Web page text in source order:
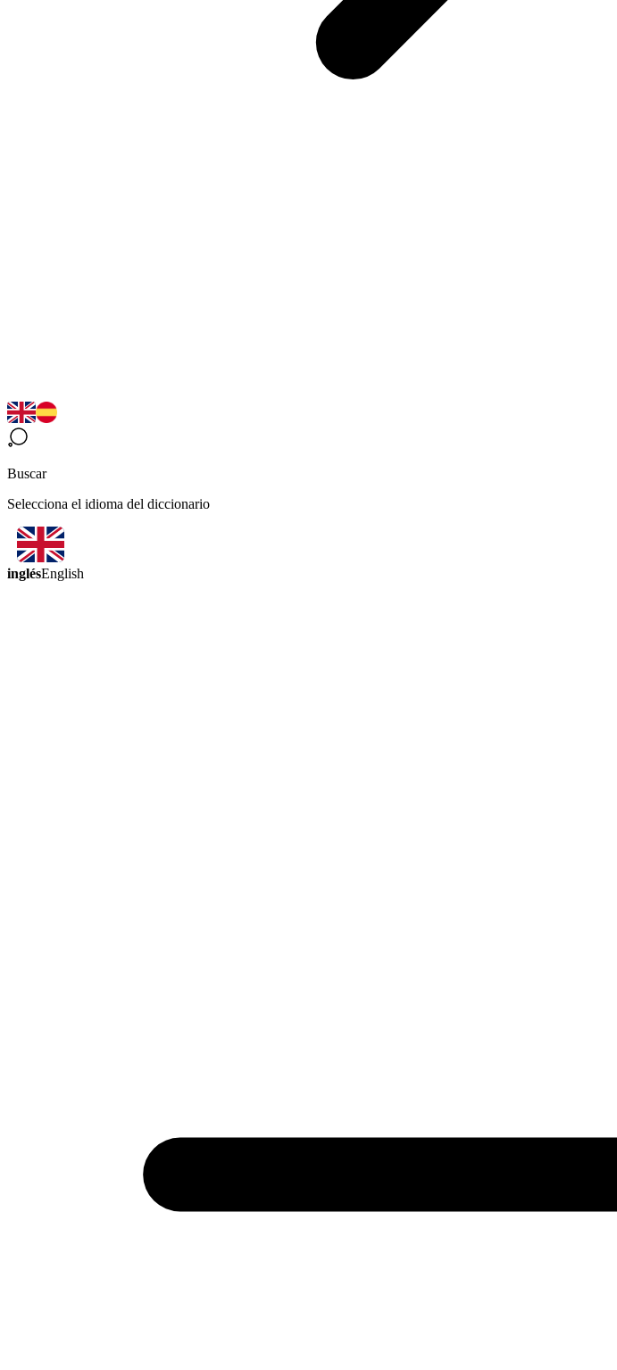
Buscar
Selecciona el idioma del diccionario
inglésEnglish